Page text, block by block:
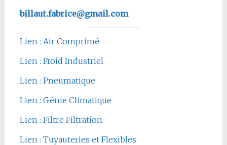
billaut.fabrice@gmail.com
Lien : Air Comprimé
Lien : Froid Industriel
Lien : Pneumatique
Lien : Génie Climatique
Lien : Filtre Filtration
Lien : Tuyauteries et Flexibles